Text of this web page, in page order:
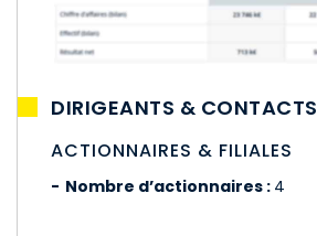
DIRIGEANTS & CONTACTS
ACTIONNAIRES & FILIALES
Nombre d’actionnaires : 4